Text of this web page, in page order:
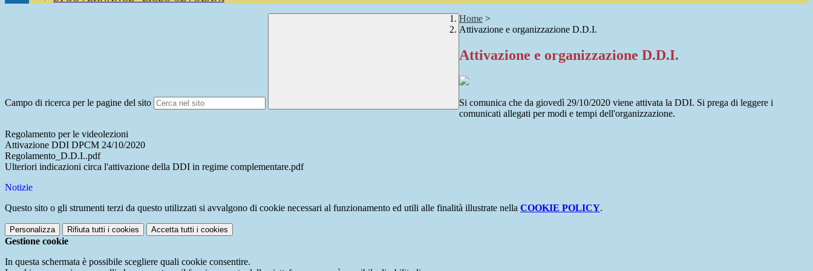
Campo di ricerca per le pagine del sito
Home >
Attivazione e organizzazione D.D.I.
Attivazione e organizzazione D.D.I.
Si comunica che da giovedì 29/10/2020 viene attivata la DDI. Si prega di leggere i
comunicati allegati per modi e tempi dell'organizzazione.
Regolamento per le videolezioni
Attivazione DDI DPCM 24/10/2020
Regolamento_D.D.I..pdf
Ulteriori indicazioni circa l'attivazione della DDI in regime complementare.pdf
Notizie
Questo sito o gli strumenti terzi da questo utilizzati si avvalgono di cookie necessari al funzionamento ed utili alle finalità illustrate nella COOKIE POLICY.
Personalizza Rifiuta tutti i cookies Accetta tutti i cookies
Gestione cookie
In questa schermata è possibile scegliere quali cookie consentire.